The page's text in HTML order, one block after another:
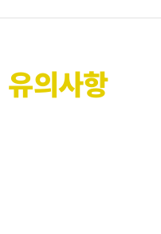
유의사항